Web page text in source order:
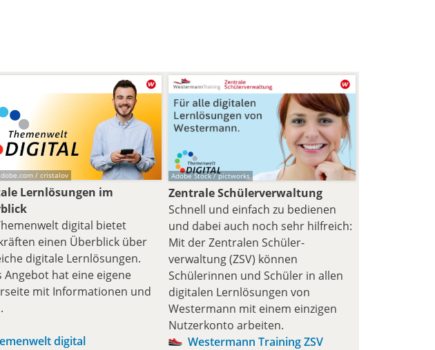
/ cristalov
Lernlösungen im
digital bietet
einen Überblick über
digitale Lernlösungen.
Angebot hat eine eigene
mit Informationen und
digital
Adobe Stock / pictworks
Zentrale Schülerverwaltung
Schnell und einfach zu bedienen
und dabei auch noch sehr hilfreich:
Mit der Zentralen Schüler­
verwaltung (ZSV) können
Schülerinnen und Schüler in allen
digitalen Lern­lösungen von
Westermann mit einem einzigen
Nutzer­konto arbeiten.
Westermann Training ZSV